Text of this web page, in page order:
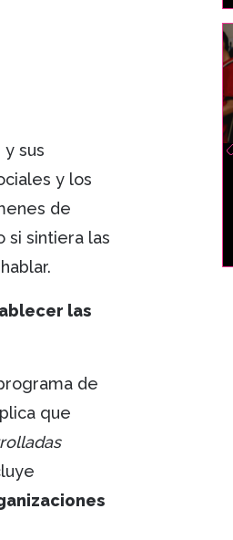
y sus
y los
de
si sintiera las
las
de
que